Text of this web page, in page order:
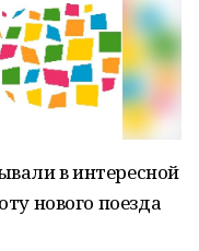
в интересной
нового поезда